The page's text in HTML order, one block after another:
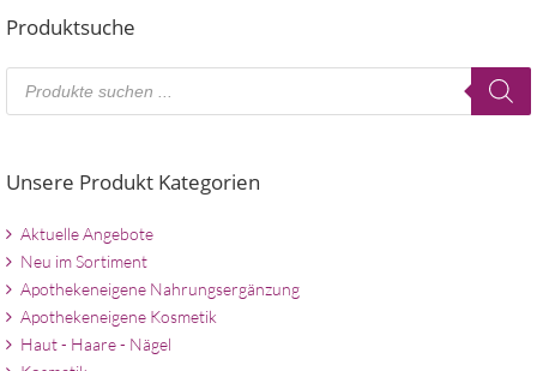
Produktsuche
Products
search
Unsere Produkt Kategorien
Aktuelle Angebote
Neu im Sortiment
Apothekeneigene Nahrungsergänzung
Apothekeneigene Kosmetik
Haut - Haare - Nägel